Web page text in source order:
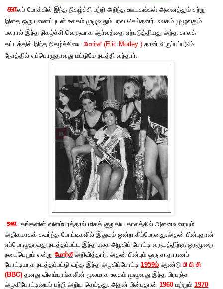
காலப் போக்கில் இந்த நிகழ்ச்சி பற்றி அறிந்த ஊடகங்கள் அனைத்தும் சற்று
இதை ஒரு புனைப்புடன் உலகம் முழுவதும் பரவ செய்தனர். உலகம் முழுவதும்
பலரால் இந்த நிகழ்ச்சி வெகுவாக ஆர்வத்தை ஏற்படுத்தியது அந்த காலக்
கட்டத்தில் இந்த நிகழ்ச்சியை மோர்லீ (Eric Morley ) தான் விருப்பப்படும்
நேரத்தில் எப்பொழுதாவது மட்டுமே நடத்தி வந்தார்.
ஊடகங்களின் விளம்பரத்தால் மிகக் குறுகிய காலத்தில் அனைவரையும்
அதிகமாகக் கவர்ந்த போட்டிகளில் இதுவும் ஒன்றாகிப்போனது.அதன் பின்புதான்
எப்பொழுதாவது நடத்தப்பட்ட இந்த உலக அழகிப் போட்டி வருடத்திற்கு ஒருமுறை
நடைபெறும் என்று மோர்லீஅறிவித்தார். அதன் பின்பும் ஒரு சாதாரணப்
போட்டியாக நடத்தப்பட்டு வந்த இந்த அழகிப்போட்டி 1959ம்ஆண்டு பி பி சி
(BBC) தனது விளம்பரங்களின் மூலமாக உலகம் முழுவது இந்த பிரபஞ்ச
அழகிபோட்டியைப் பற்றி அறிய செய்தது. அதன் பின்புதான் 1960 மற்றும் 1970